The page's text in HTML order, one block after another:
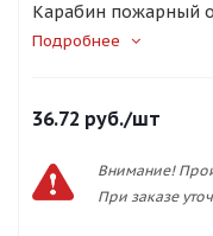
Карабин пожарный
Подробнее
36.72 руб./шт
Внимание!
При заказе